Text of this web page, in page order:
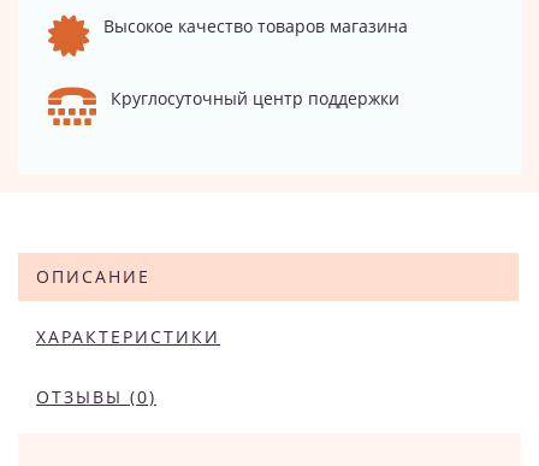
Высокое качество товаров магазина
Круглосуточный центр поддержки
ОПИСАНИЕ
ХАРАКТЕРИСТИКИ
ОТЗЫВЫ (0)